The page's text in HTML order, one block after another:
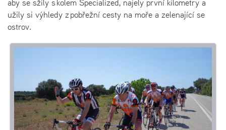
užily si výhledy z pobřežní cesty na moře a zelenající se
ostrov.